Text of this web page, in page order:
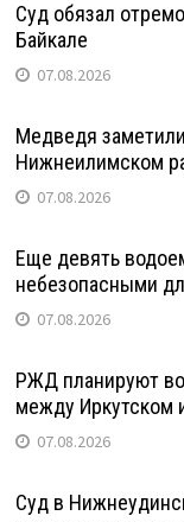
Суд обязал
Байкале
07.08.2026
Медведя
Нижнеилимском
07.08.2026
Еще девять
небезопасными
07.08.2026
РЖД планируют
между Иркутском
07.08.2026
Суд в